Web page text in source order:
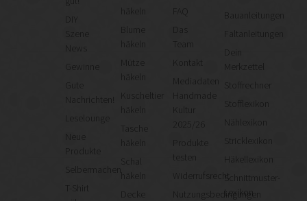
Gute
Nachrichten!
Leselounge
Neue
Produkte
Selbermachen
T-Shirt
häkeln
häkeln
Mütze
häkeln
Kuscheltier
Tasche
häkeln
Das
Team
Kontakt
Mediadaten
Kultur
Produkte
testen
Widerrufsrecht
Nutzungsbedingungen
Bauanleitungen
Faltanleitungen
Merkzettel
Stoffrechner
Stofflexikon
Nählexikon
Stricklexikon
Häkellexikon
Schnittmuster-
Lexikon